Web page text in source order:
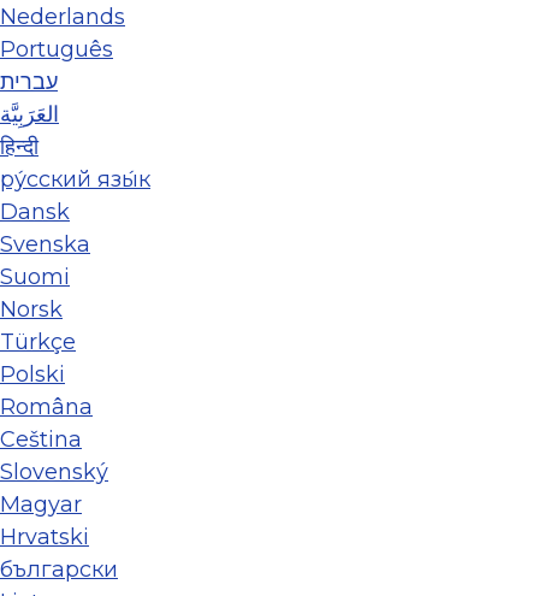
Nederlands
Português
עברית
العَرَبِيَّة
हिन्दी
ру́сский язы́к
Dansk
Svenska
Suomi
Norsk
Türkçe
Polski
Româna
Ceština
Slovenský
Magyar
Hrvatski
български